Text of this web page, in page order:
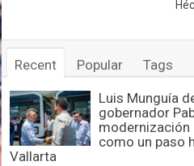
Recent Popular Tags
Luis Munguía
gobernador
modernización
como un paso
Vallarta